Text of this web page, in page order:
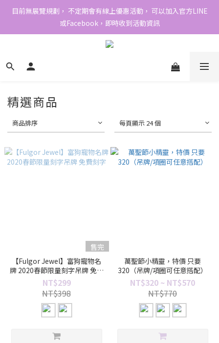
目前無展覽規劃， 不定期會有線上優惠活動， 可以加入官方LINE
或Facebook，即時收到活動資訊
精選商品
商品排序 每頁顯示 24 個
售完
【Fulgor Jewel】富狗寵物名
牌 2020春節限量刻字吊牌 免費
刻字
NT$299
NT$398
萬聖節小精靈，特價 只要
320（吊牌/項圈可任意搭配）
NT$320 ~ NT$570
NT$770